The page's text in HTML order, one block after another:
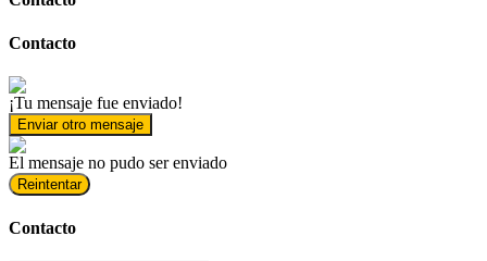
Contacto
¡Tu mensaje fue enviado!
Enviar otro mensaje
El mensaje no pudo ser enviado
Reintentar
Contacto